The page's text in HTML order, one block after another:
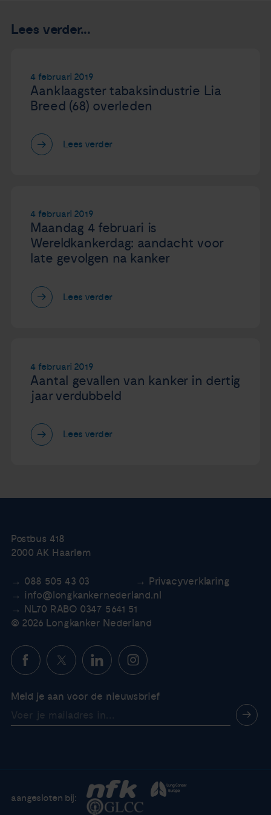
Lees verder...
4 februari 2019
Aanklaagster tabaksindustrie Lia
Breed (68) overleden
Lees verder
4 februari 2019
Maandag 4 februari is
Wereldkankerdag: aandacht voor
late gevolgen na kanker
Lees verder
4 februari 2019
Aantal gevallen van kanker in dertig
jaar verdubbeld
Lees verder
Postbus 418
2000 AK Haarlem
088 505 43 03
Privacyverklaring
info@longkankernederland.nl
NL70 RABO 0347 5641 51
© 2026 Longkanker Nederland
Meld je aan voor de nieuwsbrief
aangesloten bij: